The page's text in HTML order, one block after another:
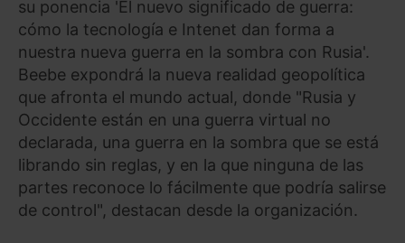
su ponencia 'El nuevo significado de guerra:
cómo la tecnología e Intenet dan forma a
nuestra nueva guerra en la sombra con Rusia'.
Beebe expondrá la nueva realidad geopolítica
que afronta el mundo actual, donde "Rusia y
Occidente están en una guerra virtual no
declarada, una guerra en la sombra que se está
librando sin reglas, y en la que ninguna de las
partes reconoce lo fácilmente que podría salirse
de control", destacan desde la organización.